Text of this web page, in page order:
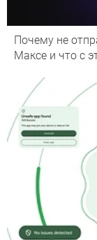
Почему не
Максе и что с